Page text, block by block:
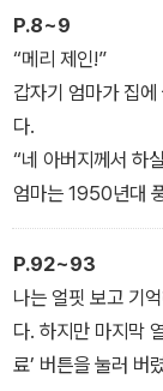
감사절 연휴의 마지
데…. 오늘날의 십
는 또 어떻게 풀어
P.8~9
“메리 제인!”
갑자기 엄마가 집
다.
“네 아버지께서 하
엄마는 1950년대
게 아빠를 ‘아버지
르는 이름은 오직 하
메리 제인. 온 세상
곤 오직 그것 한 켤
이름! (메리 제인
P.92~93
나는 얼핏 보고 기
다. 하지만 마지막
료’ 버튼을 눌러 버